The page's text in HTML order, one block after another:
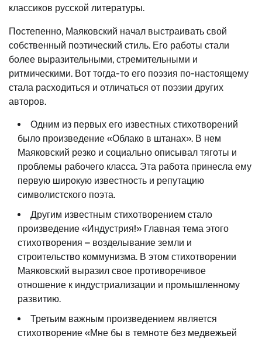
классиков русской литературы.
Постепенно, Маяковский начал выстраивать свой
собственный поэтический стиль. Его работы стали
более выразительными, стремительными и
ритмическими. Вот тогда-то его поэзия по-настоящему
стала расходиться и отличаться от поэзии других
авторов.
Одним из первых его известных стихотворений
было произведение «Облако в штанах». В нем
Маяковский резко и социально описывал тяготы и
проблемы рабочего класса. Эта работа принесла ему
первую широкую известность и репутацию
символистского поэта.
Другим известным стихотворением стало
произведение «Индустрия!» Главная тема этого
стихотворения – возделывание земли и
строительство коммунизма. В этом стихотворении
Маяковский выразил свое противоречивое
отношение к индустриализации и промышленному
развитию.
Третьим важным произведением является
стихотворение «Мне бы в темноте без медвежьей